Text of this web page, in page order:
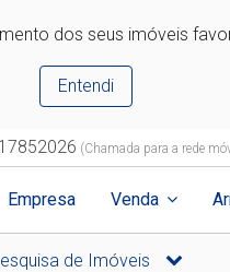
dos seus imóveis
Entendi
(Chamada para a rede
Empresa Venda
de Imóveis